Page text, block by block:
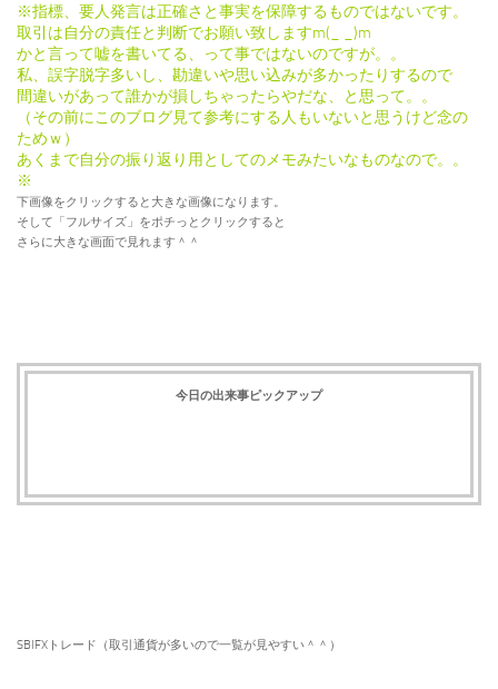
※指標、要人発言は正確さと事実を保障するものではないです。
取引は自分の責任と判断でお願い致しますm(_ _)m
かと言って嘘を書いてる、って事ではないのですが。。
私、誤字脱字多いし、勘違いや思い込みが多かったりするので
間違いがあって誰かが損しちゃったらやだな、と思って。。
（その前にこのブログ見て参考にする人もいないと思うけど念の
ためｗ）
あくまで自分の振り返り用としてのメモみたいなものなので。。
※
下画像をクリックすると大きな画像になります。
そして「フルサイズ」をポチっとクリックすると
さらに大きな画面で見れます＾＾
今日の出来事ピックアップ
SBIFXトレード（取引通貨が多いので一覧が見やすい＾＾）​